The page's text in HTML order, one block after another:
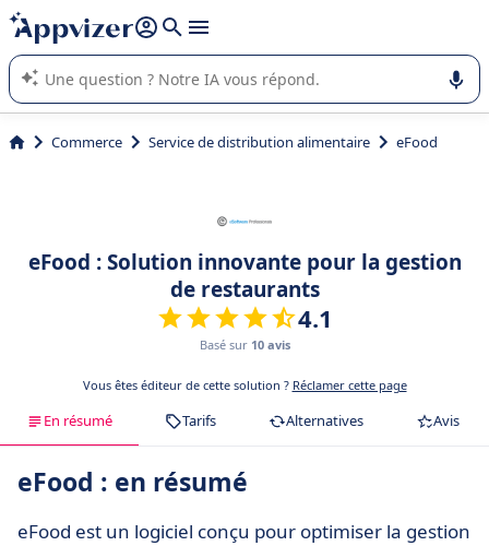
répondre (plusieurs lignes avec
L'IA de Appvizer vous guide dans l'utilisation ou la sélection de
logiciel SaaS en entreprise.
Commerce Service de distribution alimentaire eFood
eFood : Solution innovante pour la gestion
de restaurants
4.1
Basé sur 10 avis
Vous êtes éditeur de cette solution ? Réclamer cette page
En résumé Tarifs Alternatives Avis
eFood : en résumé
eFood est un logiciel conçu pour optimiser la gestion